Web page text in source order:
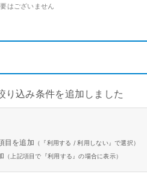
向け在庫管理
カレンダー
・地方自治体で使う
はございません
り込み条件を追加しました
目を追加 （『利用する / 利用しない』で選択）
（上記項目で『利用する』の場合に表示）